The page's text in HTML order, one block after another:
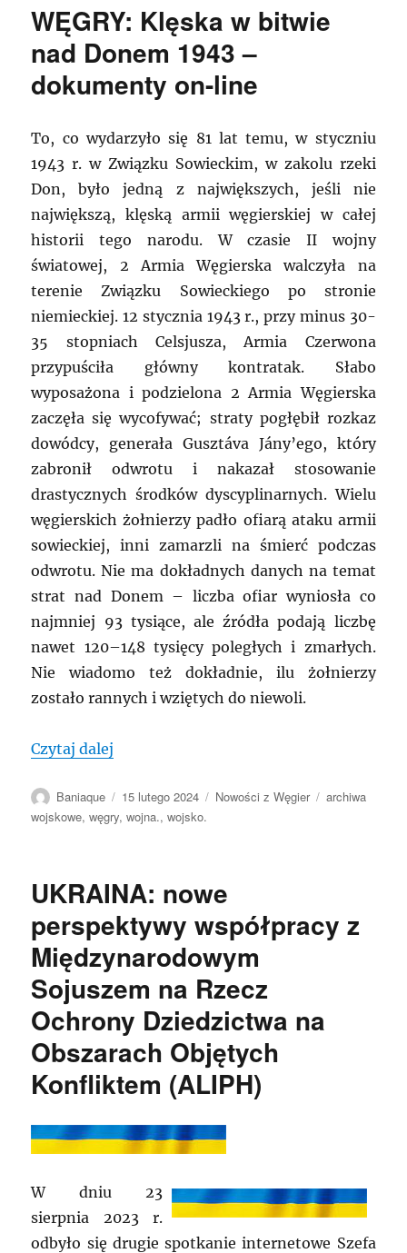
WĘGRY: Klęska w bitwie
nad Donem 1943 –
dokumenty on-line
To, co wydarzyło się 81 lat temu, w styczniu
1943 r. w Związku Sowieckim, w zakolu rzeki
Don, było jedną z największych, jeśli nie
największą, klęską armii węgierskiej w całej
historii tego narodu. W czasie II wojny
światowej, 2 Armia Węgierska walczyła na
terenie Związku Sowieckiego po stronie
niemieckiej. 12 stycznia 1943 r., przy minus 30-
35 stopniach Celsjusza, Armia Czerwona
przypuściła główny kontratak. Słabo
wyposażona i podzielona 2 Armia Węgierska
zaczęła się wycofywać; straty pogłębił rozkaz
dowódcy, generała Gusztáva Jány’ego, który
zabronił odwrotu i nakazał stosowanie
drastycznych środków dyscyplinarnych. Wielu
węgierskich żołnierzy padło ofiarą ataku armii
sowieckiej, inni zamarzli na śmierć podczas
odwrotu. Nie ma dokładnych danych na temat
strat nad Donem – liczba ofiar wyniosła co
najmniej 93 tysiące, ale źródła podają liczbę
nawet 120–148 tysięcy poległych i zmarłych.
Nie wiadomo też dokładnie, ilu żołnierzy
zostało rannych i wziętych do niewoli.
Czytaj dalej
Autor
Baniaque
Data
publikacji
15 lutego 2024 Kategorie
Nowości z Węgier Tagi
archiwa
wojskowe,węgry,wojna.,wojsko.
UKRAINA: nowe
perspektywy współpracy z
Międzynarodowym
Sojuszem na Rzecz
Ochrony Dziedzictwa na
Obszarach Objętych
Konfliktem (ALIPH)
W dniu 23
sierpnia 2023 r.
odbyło się drugie spotkanie internetowe Szefa